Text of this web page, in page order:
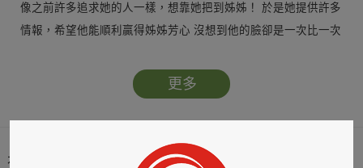
像之前許多追求她的人一樣，想靠她把到姊姊！ 於是她提供許多
情報，希望他能順利贏得姊姊芳心 沒想到他的臉卻是一次比一次
更多
本類暢銷榜